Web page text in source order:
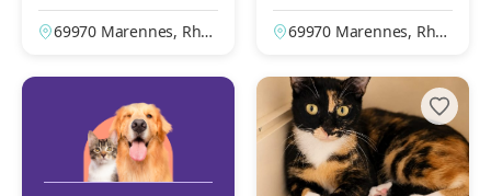
nnes – Lyon
69970 Marennes, Rhô
nnes – Lyon
69970 Marennes, Rhô